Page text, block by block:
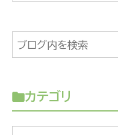
カテゴリ